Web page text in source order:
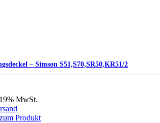
– Simson S51,S70,SR50,KR51/2
MwSt.
Produkt